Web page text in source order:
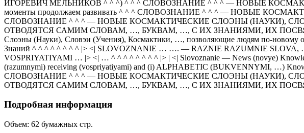
ИГОРЕВИЧ МЕЛЬНИКОВ ^ ^ ^) ^ ^ ^ СЛОВОЗНАНИЕ ^ ^ ^ — НОВЫЕ
моменты продолжаем развивать ^ ^ ^ СЛОВОЗНАНИЕ ^ ^ ^ — НОВЫЕ
СЛОВОЗНАНИЕ ^ ^ ^ — НОВЫЕ КОСМАКТИЧЕСКИЕ СЛОЭНЫ (НАУКИ),
ОТВОДЯТСЯ САМИМ СЛОВАМ, …, БУКВАМ, …, С ИХ ЗНАНИЯМИ, ИХ
Слоэны (Науки), Словэи (Учения), Космактики, …, позволяющие людям по-
Знаний ^ ^ ^ ^ ^ ^ ^ ^ |> <| SLOVOZNANIE … …. — RAZNIE RAZUMNIE
VOSPRIYATIYAMI … |> <| … ^ ^ ^ ^ ^ ^ ^ ^ |> | <| Slovoznanie — News (novye)
(razumnymi) receiving (vospriyatiyami) and (i) ALPHABETIC (BUKVENNYMI, …)
СЛОВОЗНАНИЕ ^ ^ ^ — НОВЫЕ КОСМАКТИЧЕСКИЕ СЛОЭНЫ (НАУКИ),
ОТВОДЯТСЯ САМИМ СЛОВАМ, …, БУКВАМ, …, С ИХ ЗНАНИЯМИ, ИХ
Подробная информация
Объем: 62 бумажных стр.